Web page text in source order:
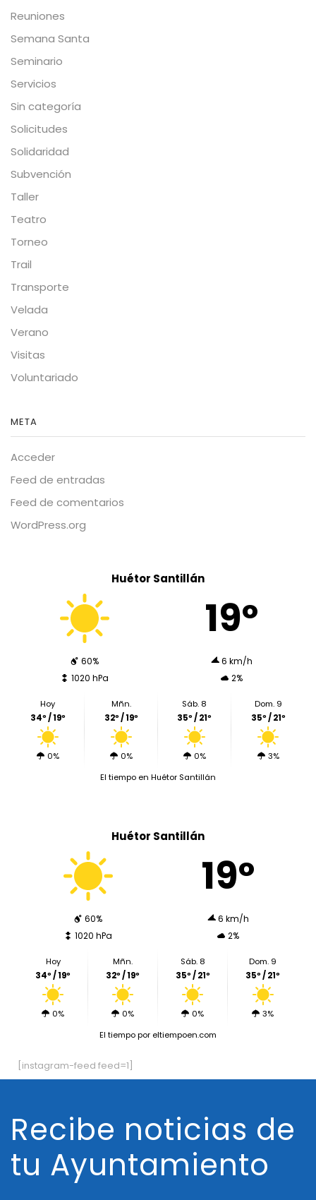
Reuniones
Semana Santa
Seminario
Servicios
Sin categoría
Solicitudes
Solidaridad
Subvención
Taller
Teatro
Torneo
Trail
Transporte
Velada
Verano
Visitas
Voluntariado
META
Acceder
Feed de entradas
Feed de comentarios
WordPress.org
Huétor Santillán
19º
60%
6 km/h
1020 hPa
2%
Hoy
34º / 19º
0%
Mñn.
32º / 19º
0%
Sáb. 8
35º / 21º
0%
Dom. 9
35º / 21º
3%
El tiempo en Huétor Santillán
Huétor Santillán
19º
60%
6 km/h
1020 hPa
2%
Hoy
34º / 19º
0%
Mñn.
32º / 19º
0%
Sáb. 8
35º / 21º
0%
Dom. 9
35º / 21º
3%
El tiempopor eltiempoen.com
[instagram-feed feed=1]
Recibe noticias de
tu Ayuntamiento